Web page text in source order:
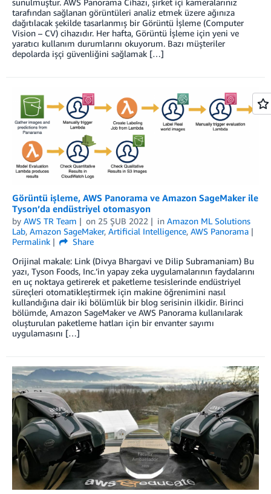
tarafından sağlanan görüntüleri analiz etmek üzere ağınıza
dağıtılacak şekilde tasarlanmış bir Görüntü İşleme (Computer
Vision – CV) cihazıdır. Her hafta, Görüntü İşleme için yeni ve
yaratıcı kullanım durumlarını okuyorum. Bazı müşteriler
depolarda işçi güvenliğini sağlamak […]
Görüntü işleme, AWS Panorama ve Amazon SageMaker ile
Tyson’da endüstriyel otomasyon
by AWS TR Team on 25 ŞUB 2022 in Amazon ML Solutions
Lab, Amazon SageMaker, Artificial Intelligence, AWS Panorama
Permalink
Share
Orijinal makale: Link (Divya Bhargavi ve Dilip Subramaniam) Bu
yazı, Tyson Foods, Inc.’in yapay zeka uygulamalarının faydalarını
en uç noktaya getirerek et paketleme tesislerinde endüstriyel
süreçleri otomatikleştirmek için makine öğrenimini nasıl
kullandığına dair iki bölümlük bir blog serisinin ilkidir. Birinci
bölümde, Amazon SageMaker ve AWS Panorama kullanılarak
oluşturulan paketleme hatları için bir envanter sayımı
uygulamasını […]